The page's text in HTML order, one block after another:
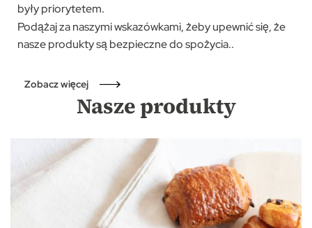
były priorytetem.
Podążaj za naszymi wskazówkami, żeby upewnić się, że
nasze produkty są bezpieczne do spożycia..
Zobacz więcej
Nasze produkty